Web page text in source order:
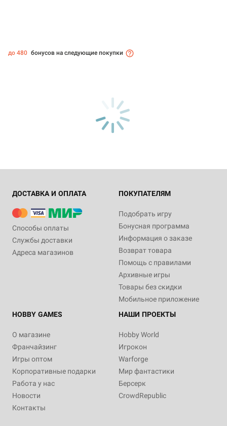
до 480 бонусов на следующие покупки
ДОСТАВКА И ОПЛАТА
Способы оплаты
Службы доставки
Адреса магазинов
ПОКУПАТЕЛЯМ
Подобрать игру
Бонусная программа
Информация о заказе
Возврат товара
Помощь с правилами
Архивные игры
Товары без скидки
Мобильное приложение
HOBBY GAMES
О магазине
Франчайзинг
Игры оптом
Корпоративные подарки
Работа у нас
Новости
Контакты
НАШИ ПРОЕКТЫ
Hobby World
Игрокон
Warforge
Мир фантастики
Берсерк
CrowdRepublic